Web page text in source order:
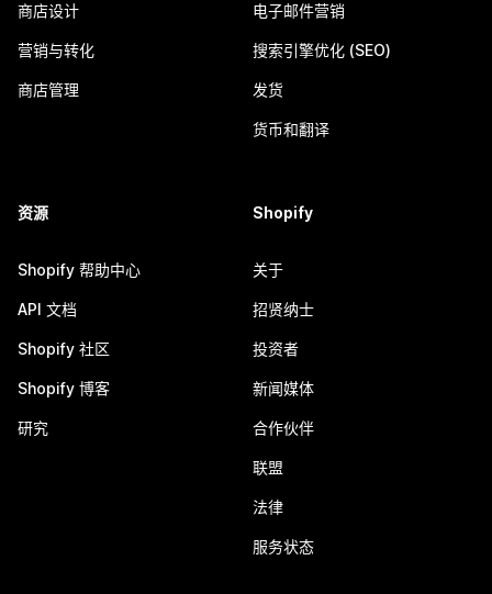
商店设计
营销与转化
商店管理
电子邮件营销
搜索引擎优化 (SEO)
发货
货币和翻译
资源
Shopify 帮助中心
API 文档
Shopify 社区
Shopify 博客
研究
Shopify
关于
招贤纳士
投资者
新闻媒体
合作伙伴
联盟
法律
服务状态